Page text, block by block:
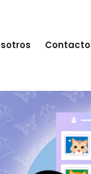
Contacto